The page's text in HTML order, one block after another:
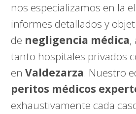
nos especializamos en la
informes detallados y
de negligencia médica,
tanto hospitales privados
enValdezarza. Nuestro
peritos médicos
exhaustivamente cada